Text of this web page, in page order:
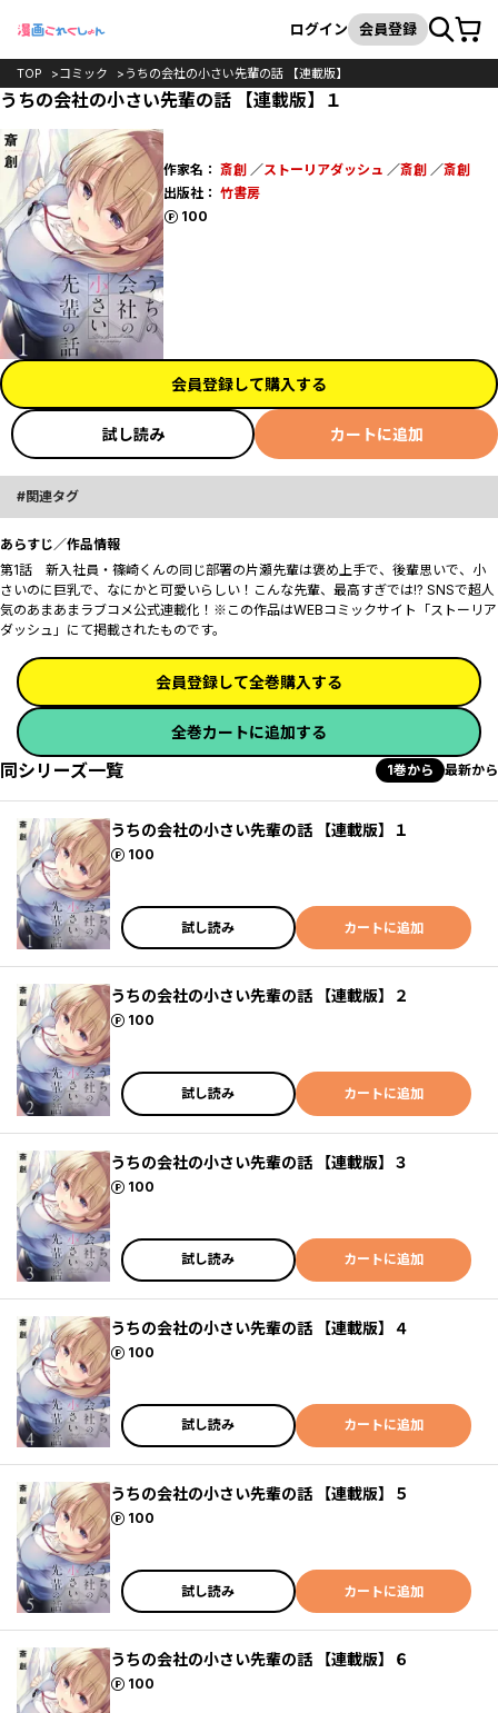
検索
ログイン 会員登録カート
TOP コミック うちの会社の小さい先輩の話 【連載版】
うちの会社の小さい先輩の話 【連載版】１
作家名： 斎創 ／ストーリアダッシュ ／斎創 ／斎創
出版社： 竹書房
100
ポイント
会員登録して購入する
試し読み カートに追加
関連タグ
あらすじ／作品情報
第1話 新入社員・篠崎くんの同じ部署の片瀬先輩は褒め上手で、後輩思いで、小
さいのに巨乳で、なにかと可愛いらしい！こんな先輩、最高すぎでは!? SNSで超人
気のあまあまラブコメ公式連載化！※この作品はWEBコミックサイト「ストーリア
ダッシュ」にて掲載されたものです。
会員登録して全巻購入する
全巻カートに追加する
同シリーズ一覧 1巻から 最新から
うちの会社の小さい先輩の話 【連載版】１
100
ポイント
試し読み カートに追加
うちの会社の小さい先輩の話 【連載版】２
100
ポイント
試し読み カートに追加
うちの会社の小さい先輩の話 【連載版】３
100
ポイント
試し読み カートに追加
うちの会社の小さい先輩の話 【連載版】４
100
ポイント
試し読み カートに追加
うちの会社の小さい先輩の話 【連載版】５
100
ポイント
試し読み カートに追加
うちの会社の小さい先輩の話 【連載版】６
100
ポイント